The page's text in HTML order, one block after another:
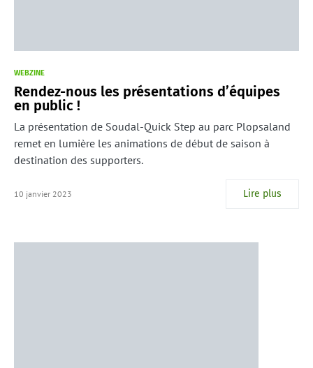
WEBZINE
Rendez-nous les présentations d’équipes
en public !
La présentation de Soudal-Quick Step au parc Plopsaland
remet en lumière les animations de début de saison à
destination des supporters.
10 janvier 2023 Lire plus